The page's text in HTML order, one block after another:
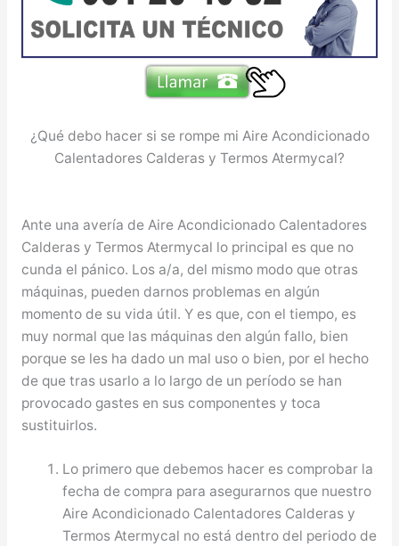
¿Qué debo hacer si se rompe mi Aire Acondicionado
Calentadores Calderas y Termos Atermycal?
Ante una avería de Aire Acondicionado Calentadores
Calderas y Termos Atermycal lo principal es que no
cunda el pánico. Los a/a, del mismo modo que otras
máquinas, pueden darnos problemas en algún
momento de su vida útil. Y es que, con el tiempo, es
muy normal que las máquinas den algún fallo, bien
porque se les ha dado un mal uso o bien, por el hecho
de que tras usarlo a lo largo de un período se han
provocado gastes en sus componentes y toca
sustituirlos.
Lo primero que debemos hacer es comprobar la
fecha de compra para asegurarnos que nuestro
Aire Acondicionado Calentadores Calderas y
Termos Atermycal no está dentro del periodo de